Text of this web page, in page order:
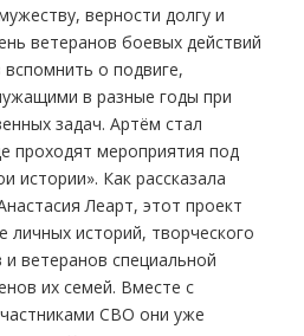
верности долгу и
ветеранов боевых действий
о подвиге,
в разные годы при
задач. Артём стал
проходят мероприятия под
истории». Как рассказала
Леарт, этот проект
личных историй, творческого
ветеранов специальной
их семей. Вместе с
СВО они уже